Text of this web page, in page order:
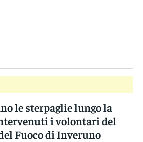
le sterpaglie lungo la
i volontari del
Fuoco di Inveruno